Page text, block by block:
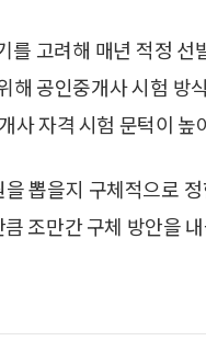
고려해 매년 적정
해 공인중개사 시험
사 자격 시험 문턱이 높
뽑을지 구체적으로
조만간 구체 방안을